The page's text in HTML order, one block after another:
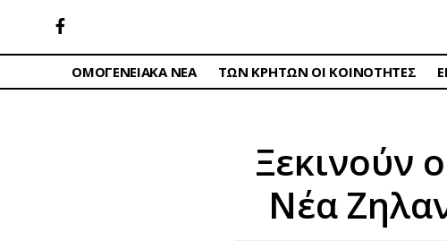
ΟΜΟΓΕΝΕΙΑΚΑ ΝΕΑ ΤΩΝ ΚΡΗΤΩΝ ΟΙ ΚΟΙΝΟΤΗΤΕΣ
Ξεκινούν
Νέα